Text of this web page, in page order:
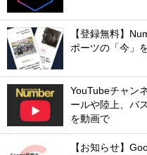
【登録無料】
ポーツの「今」
YouTubeチャン
ールや陸上、バ
を動画で
【お知らせ】